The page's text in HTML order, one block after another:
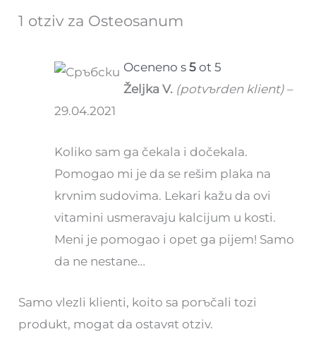
1 otziv za Osteosanum
Oceneno s5 ot 5
Željka V. (potvъrden klient) –
29.04.2021
Koliko sam ga čekala i dočekala.
Pomogao mi je da se rešim plaka na
krvnim sudovima. Lekari kažu da ovi
vitamini usmeravaju kalcijum u kosti.
Meni je pomogao i opet ga pijem! Samo
da ne nestane…
Samo vlezli klienti, koito sa porъčali tozi
produkt, mogat da ostavяt otziv.